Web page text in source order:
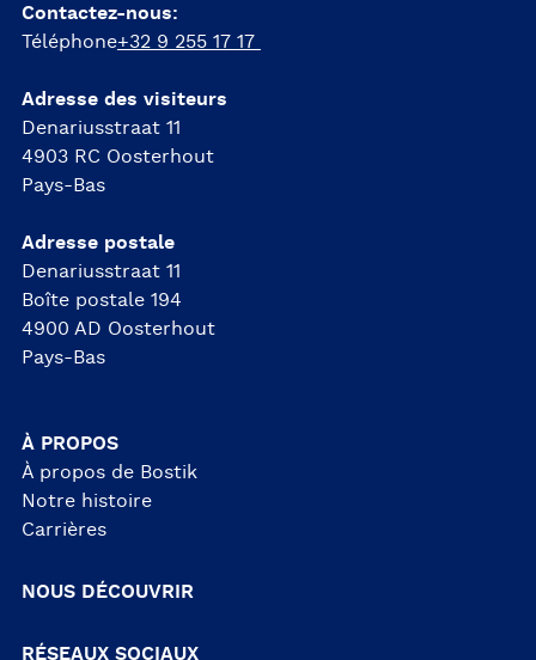
Contactez-nous:
Téléphone+32 9 255 17 17
Adresse des visiteurs
Denariusstraat 11
4903 RC Oosterhout
Pays-Bas
Adresse postale
Denariusstraat 11
Boîte postale 194
4900 AD Oosterhout
Pays-Bas
À PROPOS
À propos de Bostik
Notre histoire
Carrières
NOUS DÉCOUVRIR
RÉSEAUX SOCIAUX